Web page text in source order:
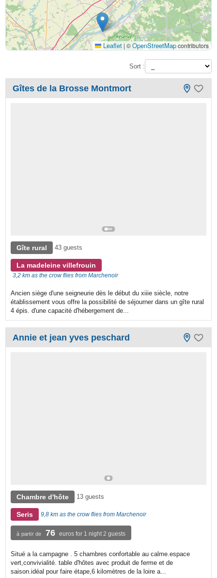
Leaflet|©OpenStreetMapcontributors
Sort :
Gîtes de la Brosse Montmort
Gîte rural 43 guests
La madeleine villefrouin
3,2 km as the crow flies from Marchenoir
Ancien siège d'une seigneurie dès le début du xiiie siècle, notre
établissement vous offre la possibilité de séjourner dans un gîte rural
4 épis. d'une capacité d'hébergement de...
Annie et jean yves peschard
Chambre d'hôte 13 guests
Seris 9,8 km as the crow flies from Marchenoir
à partir de 76 euros for 1 night 2 guests
Situé a la campagne . 5 chambres confortable au calme.espace
vert,convivialité. table d'hôtes avec produit de ferme et de
saison.idéal pour faire étape,6 kilomètres de la loire a...